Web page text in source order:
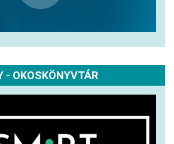
- OKOSKÖNYVTÁR